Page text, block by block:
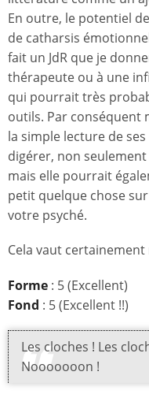
En outre, le potentiel
de catharsis
fait un JdR que je
thérapeute ou à une
qui pourrait très
outils. Par conséquent
la simple lecture de
digérer, non
mais elle pourrait
petit quelque chose
votre psyché.
Cela vaut
Forme : 5 (Excellent)
Fond : 5 (Excellent !!)
Les cloches ! Les
Nooooooon !